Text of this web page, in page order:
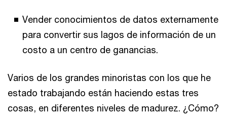
Vender conocimientos de datos externamente
para convertir sus lagos de información de un
costo a un centro de ganancias.
Varios de los grandes minoristas con los que he
estado trabajando están haciendo estas tres
cosas, en diferentes niveles de madurez. ¿Cómo?